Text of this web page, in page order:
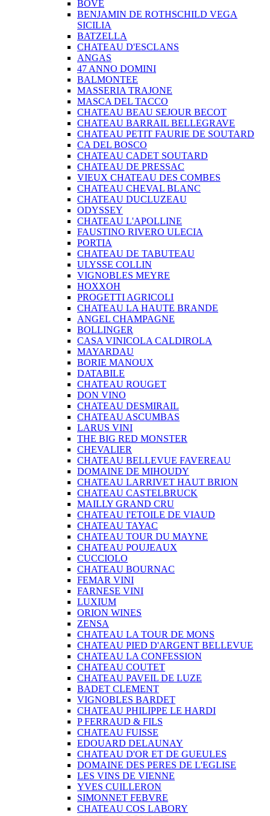
BOVE
BENJAMIN DE ROTHSCHILD VEGA
SICILIA
BATZELLA
CHATEAU D'ESCLANS
ANGAS
47 ANNO DOMINI
BALMONTEE
MASSERIA TRAJONE
MASCA DEL TACCO
CHATEAU BEAU SEJOUR BECOT
CHATEAU BARRAIL BELLEGRAVE
CHATEAU PETIT FAURIE DE SOUTARD
CA DEL BOSCO
CHATEAU CADET SOUTARD
CHATEAU DE PRESSAC
VIEUX CHATEAU DES COMBES
CHATEAU CHEVAL BLANC
CHATEAU DUCLUZEAU
ODYSSEY
CHATEAU L'APOLLINE
FAUSTINO RIVERO ULECIA
PORTIA
CHATEAU DE TABUTEAU
ULYSSE COLLIN
VIGNOBLES MEYRE
HOXXOH
PROGETTI AGRICOLI
CHATEAU LA HAUTE BRANDE
ANGEL CHAMPAGNE
BOLLINGER
CASA VINICOLA CALDIROLA
MAYARDAU
BORIE MANOUX
DATABILE
CHATEAU ROUGET
DON VINO
CHATEAU DESMIRAIL
CHATEAU ASCUMBAS
LARUS VINI
THE BIG RED MONSTER
CHEVALIER
CHATEAU BELLEVUE FAVEREAU
DOMAINE DE MIHOUDY
CHATEAU LARRIVET HAUT BRION
CHATEAU CASTELBRUCK
MAILLY GRAND CRU
CHATEAU I'ETOILE DE VIAUD
CHATEAU TAYAC
CHATEAU TOUR DU MAYNE
CHATEAU POUJEAUX
CUCCIOLO
CHATEAU BOURNAC
FEMAR VINI
FARNESE VINI
LUXIUM
ORION WINES
ZENSA
CHATEAU LA TOUR DE MONS
CHATEAU PIED D'ARGENT BELLEVUE
CHATEAU LA CONFESSION
CHATEAU COUTET
CHATEAU PAVEIL DE LUZE
BADET CLEMENT
VIGNOBLES BARDET
CHATEAU PHILIPPE LE HARDI
P FERRAUD & FILS
CHATEAU FUISSE
EDOUARD DELAUNAY
CHATEAU D'OR ET DE GUEULES
DOMAINE DES PERES DE L'EGLISE
LES VINS DE VIENNE
YVES CUILLERON
SIMONNET FEBVRE
CHATEAU COS LABORY